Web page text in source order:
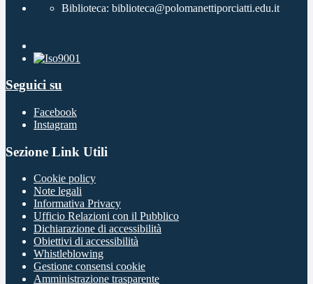
Biblioteca: biblioteca@polomanettiporciatti.edu.it
Seguici su
Facebook
Instagram
Sezione Link Utili
Cookie policy
Note legali
Informativa Privacy
Ufficio Relazioni con il Pubblico
Dichiarazione di accessibilità
Obiettivi di accessibilità
Whistleblowing
Gestione consensi cookie
Amministrazione trasparente